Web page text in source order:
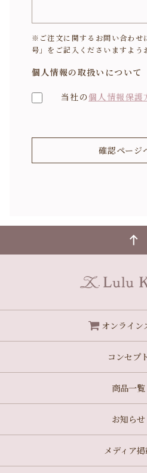
※ご注文に関するお問い合わせ
号」をご記入くださいますよう
個人情報の取扱いについて
当社の個人情報保護
確認ページ
オンライン
コンセプト
商品一覧
お知らせ
メディア